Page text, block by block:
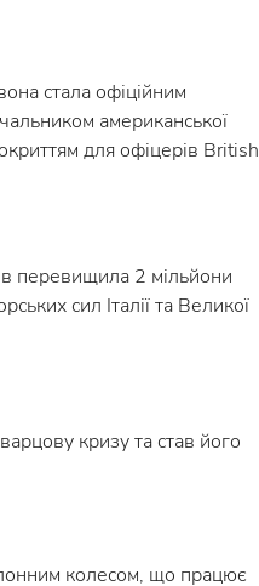
стала офіційним
американської
для офіцерів British
перевищила 2 мільйони
сил Італії та Великої
кризу та став його
колесом, що працює